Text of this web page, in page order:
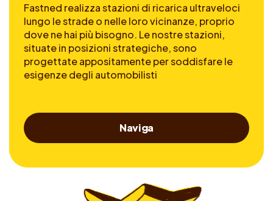
Fastned realizza stazioni di ricarica ultraveloci
lungo le strade o nelle loro vicinanze, proprio
dove ne hai più bisogno. Le nostre stazioni,
situate in posizioni strategiche, sono
progettate appositamente per soddisfare le
esigenze degli automobilisti
Naviga